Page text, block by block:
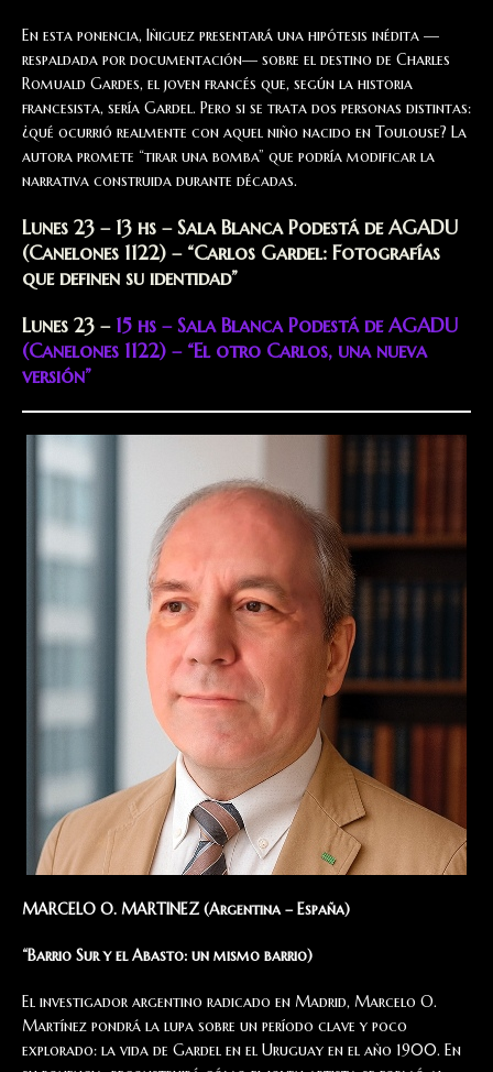
En esta ponencia, Iñiguez presentará una hipótesis inédita —
respaldada por documentación— sobre el destino de Charles
Romuald Gardes, el joven francés que, según la historia
francesista, sería Gardel. Pero si se trata dos personas distintas:
¿qué ocurrió realmente con aquel niño nacido en Toulouse? La
autora promete “tirar una bomba” que podría modificar la
narrativa construida durante décadas.
Lunes 23 – 13 hs – Sala Blanca Podestá de AGADU
(Canelones 1122) – “Carlos Gardel: Fotografías
que definen su identidad”
Lunes 23 – 15 hs – Sala Blanca Podestá de AGADU
(Canelones 1122) – “El otro Carlos, una nueva
versión”
MARCELO O. MARTINEZ (Argentina – España)
“Barrio Sur y el Abasto: un mismo barrio)
El investigador argentino radicado en Madrid, Marcelo O.
Martínez pondrá la lupa sobre un período clave y poco
explorado: la vida de Gardel en el Uruguay en el año 1900. En